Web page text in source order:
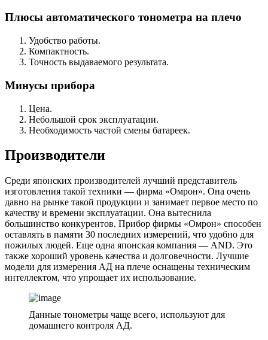
Плюсы автоматического тонометра на плечо
Удобство работы.
Компактность.
Точность выдаваемого результата.
Минусы прибора
Цена.
Небольшой срок эксплуатации.
Необходимость частой смены батареек.
Производители
Среди японских производителей лучший представитель
изготовления такой техники — фирма «Омрон». Она очень
давно на рынке такой продукции и занимает первое место по
качеству и времени эксплуатации. Она вытеснила
большинство конкурентов. Прибор фирмы «Омрон» способен
оставлять в памяти 30 последних измерений, что удобно для
пожилых людей. Еще одна японская компания — AND. Это
также хороший уровень качества и долговечности. Лучшие
модели для измерения АД на плече оснащены техническим
интеллектом, что упрощает их использование.
Данные тонометры чаще всего, используют для
домашнего контроля АД.